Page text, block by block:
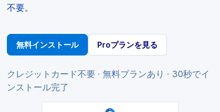
不要。
無料インストール Proプランを見る
クレジットカード不要 · 無料プランあり · 30秒でイ
ンストール完了